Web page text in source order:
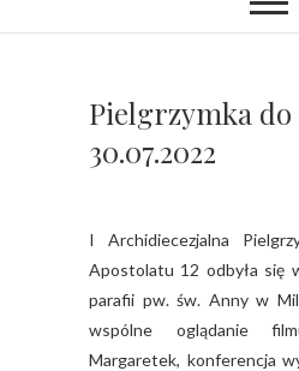
Pielgrzymka
30.07.2022
I Archidiecezjalna Pielgrzymka Margaretek i
Apostolatu 12 odbyła się
parafii pw. św. Anny w
wspólne oglądanie
Margaretek, konferencja